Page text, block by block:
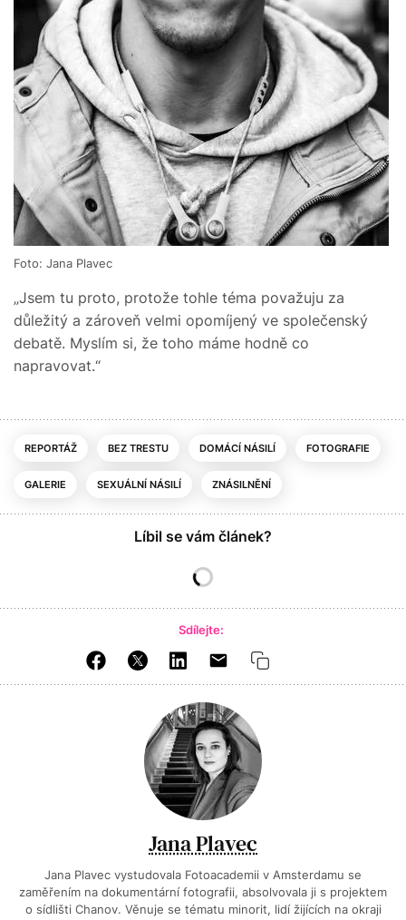
Foto: Jana Plavec
„Jsem tu proto, protože tohle téma považuju za
důležitý a zároveň velmi opomíjený ve společenský
debatě. Myslím si, že toho máme hodně co
napravovat.“
REPORTÁŽ BEZ TRESTU DOMÁCÍ NÁSILÍ FOTOGRAFIE
GALERIE SEXUÁLNÍ NÁSILÍ ZNÁSILNĚNÍ
Líbil se vám článek?
Sdílejte:
Jana Plavec
Jana Plavec vystudovala Fotoacademii v Amsterdamu se
zaměřením na dokumentární fotografii, absolvovala ji s projektem
o sídlišti Chanov. Věnuje se tématu minorit, lidí žijících na okraji